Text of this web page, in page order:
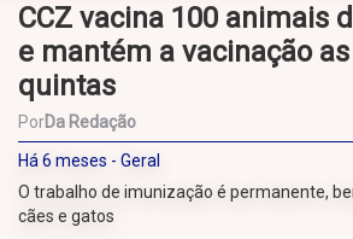
CCZ vacina 100 animais
e mantém a vacinação
quintas
PorDa Redação
Há 6 meses - Geral
O trabalho de imunização é permanente,
cães e gatos